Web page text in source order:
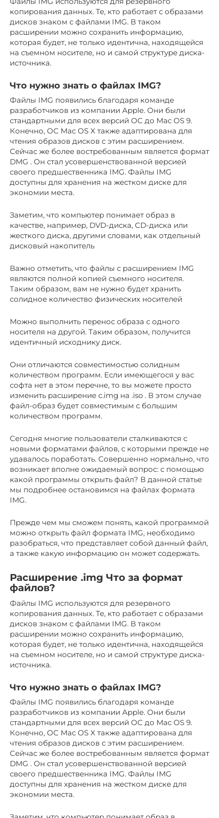
копирования данных. Те, кто работает с образами
дисков знаком с файлами IMG. В таком
расширении можно сохранить информацию,
которая будет, не только идентична, находящейся
на съемном носителе, но и самой структуре диска-
источника.
Что нужно знать о файлах IMG?
Файлы IMG появились благодаря команде
разработчиков из компании Apple. Они были
стандартными для всех версий ОС до Mac OS 9.
Конечно, ОС Mac OS X также адаптирована для
чтения образов дисков с этим расширением.
Сейчас же более востребованным является формат
DMG . Он стал усовершенствованной версией
своего предшественника IMG. Файлы IMG
доступны для хранения на жестком диске для
экономии места.
Заметим, что компьютер понимает образ в
качестве, например, DVD-диска, CD-диска или
жесткого диска, другими словами, как отдельный
дисковый накопитель
Важно отметить, что файлы с расширением IMG
являются полной копией съемного носителя.
Таким образом, вам не нужно будет хранить
солидное количество физических носителей
Можно выполнить перенос образа с одного
носителя на другой. Таким образом, получится
идентичный исходнику диск.
Они отличаются совместимостью солидным
количеством программ. Если имеющегося у вас
софта нет в этом перечне, то вы можете просто
изменить расширение с.img на .iso . В этом случае
файл-образ будет совместимым с большим
количеством программ.
Сегодня многие пользователи сталкиваются с
новыми форматами файлов, с которыми прежде не
удавалось поработать. Совершенно нормально, что
возникает вполне ожидаемый вопрос: с помощью
какой программы открыть файл? В данной статье
мы подробнее остановимся на файлах формата
IMG.
Прежде чем мы сможем понять, какой программой
можно открыть файл формата IMG, необходимо
разобраться, что представляет собой данный файл,
а также какую информацию он может содержать.
Расширение .img Что за формат
файлов?
Файлы IMG используются для резервного
копирования данных. Те, кто работает с образами
дисков знаком с файлами IMG. В таком
расширении можно сохранить информацию,
которая будет, не только идентична, находящейся
на съемном носителе, но и самой структуре диска-
источника.
Что нужно знать о файлах IMG?
Файлы IMG появились благодаря команде
разработчиков из компании Apple. Они были
стандартными для всех версий ОС до Mac OS 9.
Конечно, ОС Mac OS X также адаптирована для
чтения образов дисков с этим расширением.
Сейчас же более востребованным является формат
DMG . Он стал усовершенствованной версией
своего предшественника IMG. Файлы IMG
доступны для хранения на жестком диске для
экономии места.